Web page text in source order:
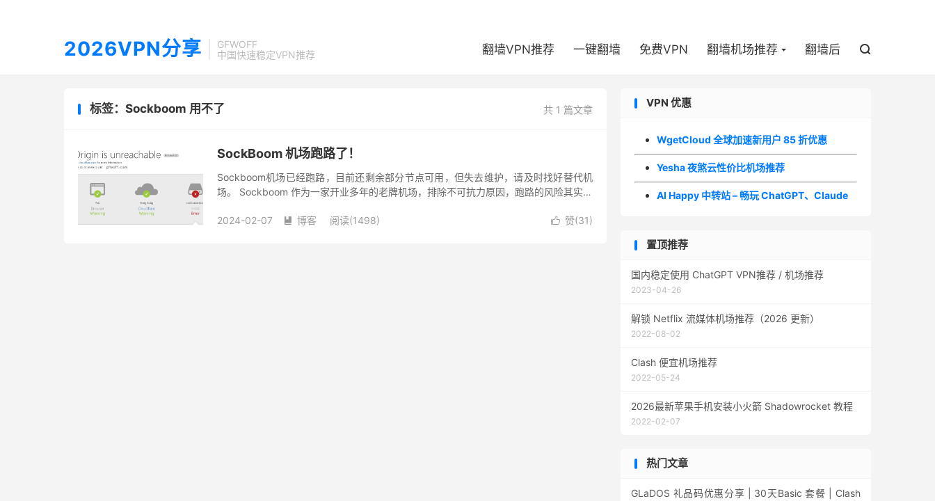
2026VPN分享
GFWOFF
中国快速稳定VPN推荐
翻墙VPN推荐 一键翻墙 免费VPN 翻墙机场推荐 翻墙后 
共 1 篇文章
标签：Sockboom 用不了
SockBoom 机场跑路了！
Sockboom机场已经跑路，目前还剩余部分节点可用，但失去维护，请及时找好替代机
场。 Sockboom 作为一家开业多年的老牌机场，排除不可抗力原因，跑路的风险其实不
 赞(31)
2024-02-07  博客 阅读(1498)
VPN 优惠
WgetCloud 全球加速新用户 85 折优惠
Yesha 夜煞云性价比机场推荐
AI Happy 中转站 – 畅玩 ChatGPT、Claude
置顶推荐
国内稳定使用 ChatGPT VPN推荐 / 机场推荐
2023-04-26
解锁 Netflix 流媒体机场推荐（2026 更新）
2022-08-02
Clash 便宜机场推荐
2022-05-24
2026最新苹果手机安装小火箭 Shadowrocket 教程
2022-02-07
热门文章
GLaDOS 礼品码优惠分享 | 30天Basic 套餐 | Clash